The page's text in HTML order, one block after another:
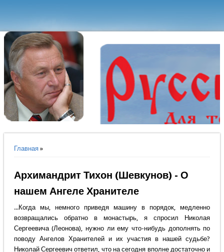
Вы здесь
Главная»
Архимандрит Тихон (Шевкунов) - О
нашем Ангеле Хранителе
...Когда мы, немного приведя машину в порядок, медленно
возвращались обратно в монастырь, я спросил Николая
Сергеевича (Леонова), нужно ли ему что-нибудь дополнять по
поводу Ангелов Хранителей и их участия в нашей судьбе?
Николай Сергеевич ответил, что на сегодня вполне достаточно и